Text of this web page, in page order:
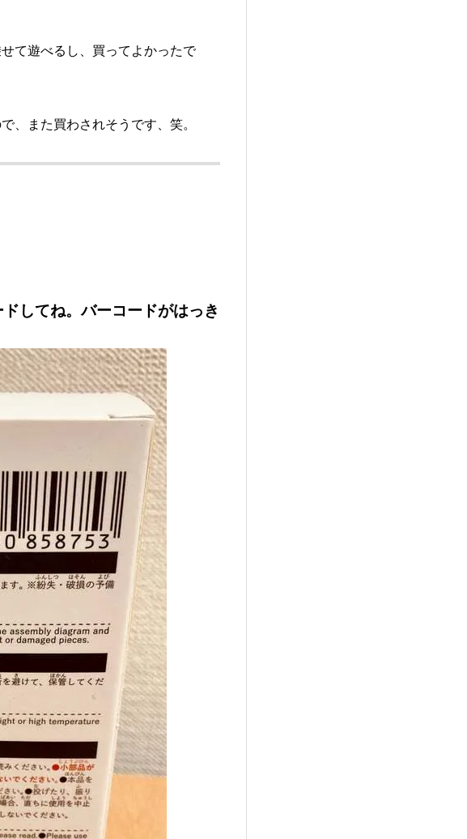
て遊べるし、買ってよかったで
、また買わされそうです、笑。
してね。バーコードがはっき